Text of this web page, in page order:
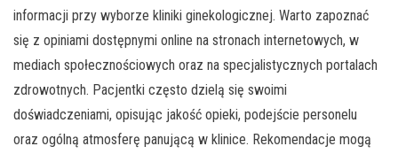
informacji przy wyborze kliniki ginekologicznej. Warto zapoznać
się z opiniami dostępnymi online na stronach internetowych, w
mediach społecznościowych oraz na specjalistycznych portalach
zdrowotnych. Pacjentki często dzielą się swoimi
doświadczeniami, opisując jakość opieki, podejście personelu
oraz ogólną atmosferę panującą w klinice. Rekomendacje mogą